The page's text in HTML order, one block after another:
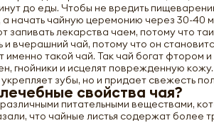
до еды. Чтобы не вредить
а начать чайную церемонию через 30-40
запивать лекарства чаем, потому что
и вчерашний чай, потому что он
такой чай. Так чай богат фтором
гнойники и исцелят поврежденную
зубы, но и придает свежесть
свойства чая?
различными питательными веществами,
что чайные листья содержат более